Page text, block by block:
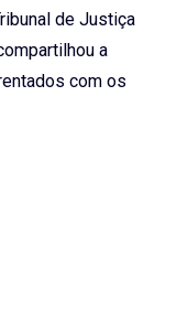
de Justiça
a
com os